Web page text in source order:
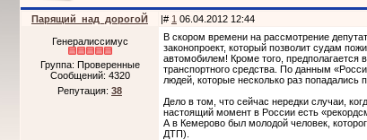
Парящий_над_дорогоЙ |# 1 06.04.2012 12:44
Генералиссимус
Группа: Проверенные
Сообщений: 4320
Репутация: 38
В скором времени на рассмотрение
законопроект, который позволит судам
автомобилем! Кроме того, предполагается
транспортного средства. По данным
людей, которые несколько раз попадались
Дело в том, что сейчас нередки случаи,
настоящий момент в России есть
А в Кемерово был молодой человек,
ДТП).